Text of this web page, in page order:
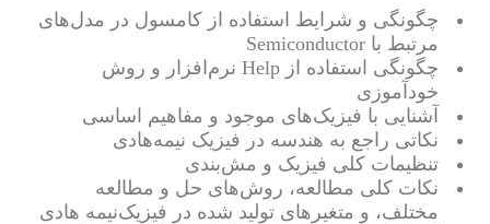
چگونگی و شرایط استفاده از کامسول در مدل‌های
مرتبط با Semiconductor
چگونگی استفاده از Help نرم‌افزار و روش
خودآموزی
آشنایی با فیزیک‌های موجود و مفاهیم اساسی
نکاتی راجع به هندسه در فیزیک نیمه‌هادی
تنظیمات کلی فیزیک و مش‌بندی
نکات کلی مطالعه، روش‌های حل و مطالعه
مختلف، و متغیرهای تولید شده در فیزیک‌نیمه هادی